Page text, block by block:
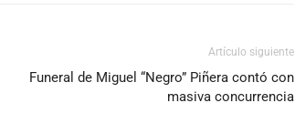
Artículo siguiente
Funeral de Miguel “Negro” Piñera contó con
masiva concurrencia